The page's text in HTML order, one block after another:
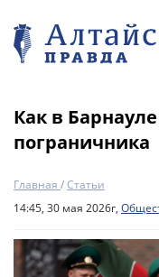
Как в
пограничника
Главная /Статьи
14:45, 30 мая 2026г,